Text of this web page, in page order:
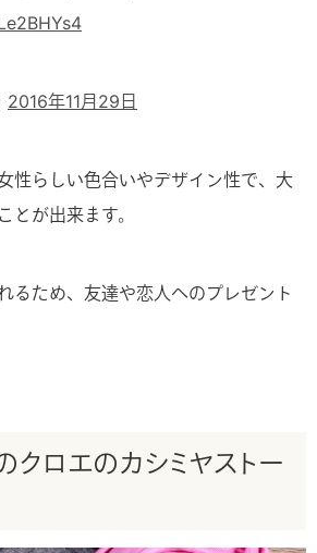
2016年11月29日
性らしい色合いやデザイン性で、大
とが出来ます。
るため、友達や恋人へのプレゼント
クロエのカシミヤストー